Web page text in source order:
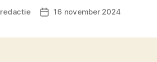
redactie Berichtdatum
16 november 2024